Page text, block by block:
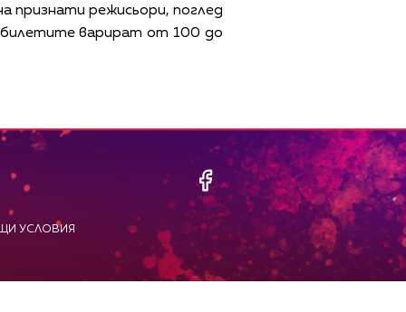
признати режисьори, поглед
билетите варират от 100 до
УСЛОВИЯ